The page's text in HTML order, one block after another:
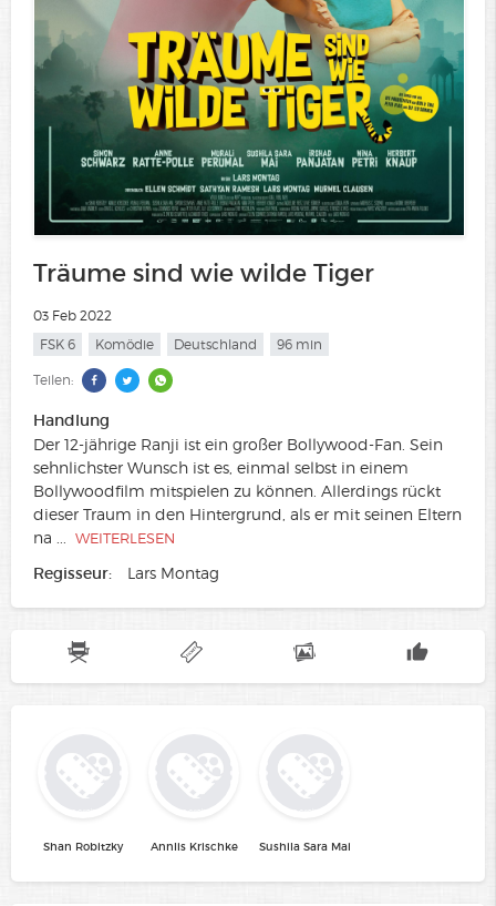
Träume sind wie wilde Tiger
03 Feb 2022
FSK 6
Komödie Deutschland 96 min
Teilen:
Handlung
Der 12-jährige Ranji ist ein großer Bollywood-Fan. Sein
sehnlichster Wunsch ist es, einmal selbst in einem
Bollywoodfilm mitspielen zu können. Allerdings rückt
dieser Traum in den Hintergrund, als er mit seinen Eltern
na
WEITERLESEN
Regisseur: Lars Montag
Shan Robitzky Annlis Krischke Sushila Sara Mai